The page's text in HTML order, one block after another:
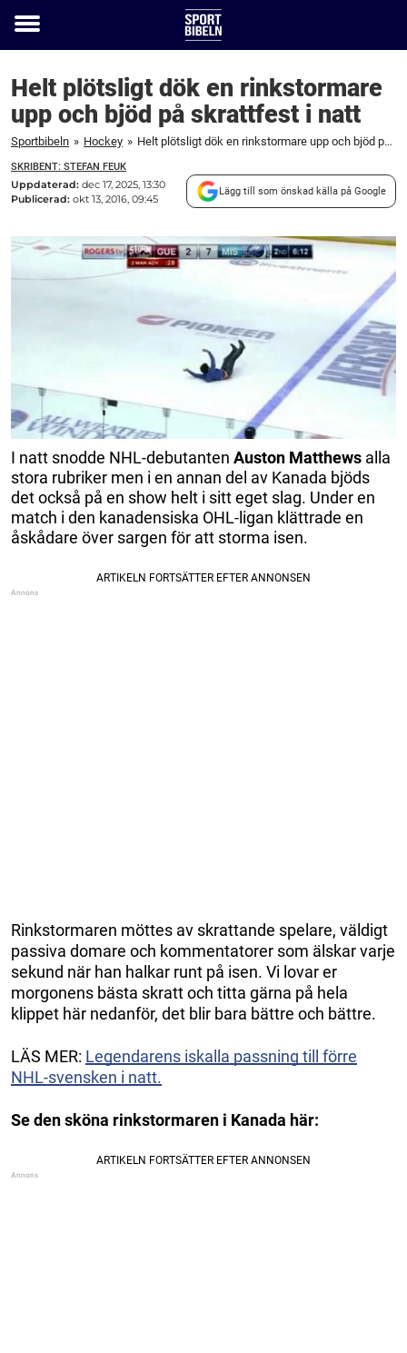
Toggle
Helt plötsligt dök en rinkstormare
upp och bjöd på skrattfest i natt
Sportbibeln » Hockey » Helt plötsligt dök en rinkstormare upp och bjöd på skrattfest i natt
SKRIBENT: STEFAN FEUK
Uppdaterad: dec 17, 2025, 13:30
Publicerad: okt 13, 2016, 09:45
Lägg till som önskad källa på Google
I natt snodde NHL-debutanten Auston Matthews alla
stora rubriker men i en annan del av Kanada bjöds
det också på en show helt i sitt eget slag. Under en
match i den kanadensiska OHL-ligan klättrade en
åskådare över sargen för att storma isen.
Rinkstormaren möttes av skrattande spelare, väldigt
passiva domare och kommentatorer som älskar varje
sekund när han halkar runt på isen. Vi lovar er
morgonens bästa skratt och titta gärna på hela
klippet här nedanför, det blir bara bättre och bättre.
LÄS MER: Legendarens iskalla passning till förre
NHL-svensken i natt.
Se den sköna rinkstormaren i Kanada här: